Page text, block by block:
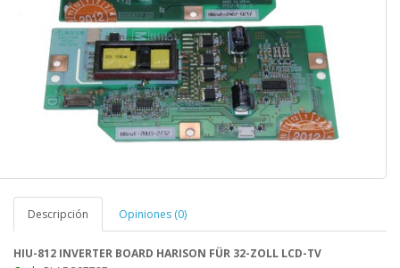
Descripción Opiniones (0)
HIU-812 INVERTER BOARD HARISON FÜR 32-ZOLL LCD-TV